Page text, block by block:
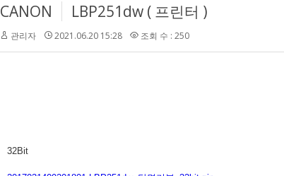
CANON LBP251dw ( 프린터 )
관리자 2021.06.20 15:28 조회 수 : 250
32Bit